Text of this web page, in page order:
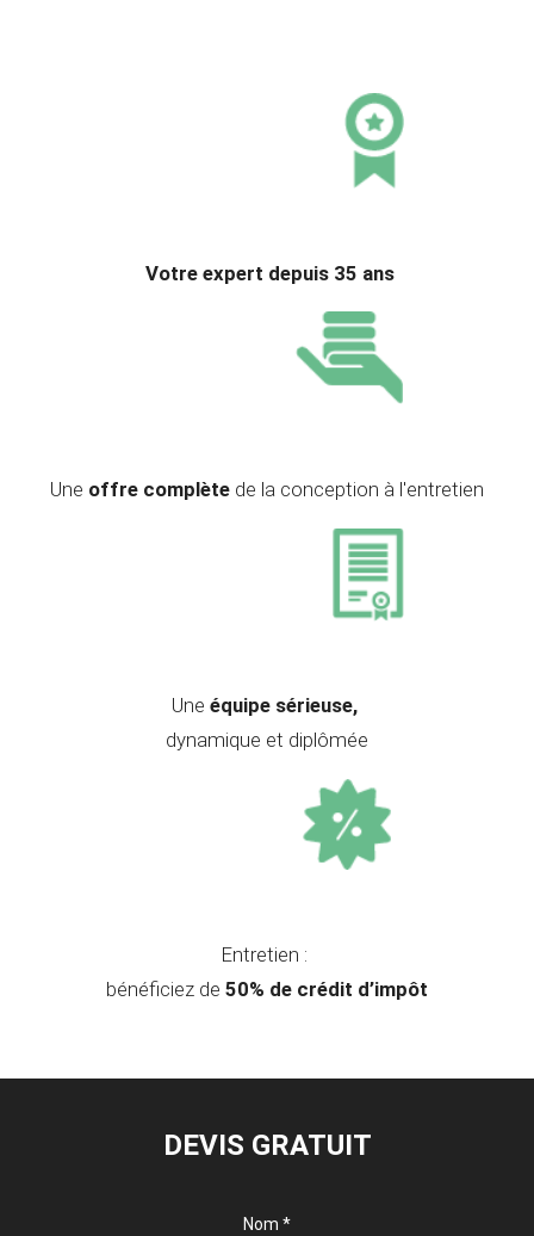
Votre expert depuis 35 ans
Une offre complète de la conception à l'entretien
Une équipe sérieuse,
dynamique et diplômée
Entretien :
bénéficiez de 50% de crédit d’impôt
DEVIS GRATUIT
Nom *